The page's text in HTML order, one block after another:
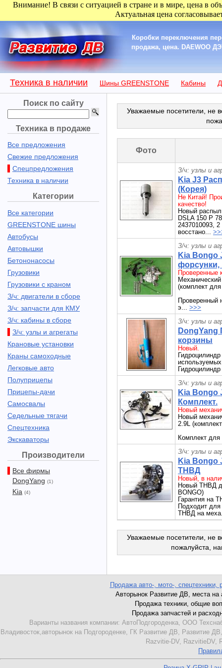
Внимание! В связи с ситуацией в стране и в мире, цена в
Актуальная цена
Коробки переключения
продажа, цена. DAEWOO
Техника в наличии Шины GREENSTONE Кабины
Поиск по сайту
Техника в продаже
Все предложения
Свежие предложения
Спецпредложения
Техника в наличии
Категории
Все категории
GREENSTONE шины
Автобусы
Автовышки
Бетононасосы
Грузовики
Грузовики с краном
З/ч: двигатели в сборе
З/ч: запчасти для КМУ
З/ч: кабины в сборе
З/ч: узлы и агрегаты
Крановые установки
Краны самоходные
Легковые авто
Полуприцепы
Прицепы-дачи
Самосвалы
Седельные тягачи
Спецтехника
Экскаваторы
Производители
Все фирмы
DongYang (1)
Kia (4)
Уважаемые посетители, не
Фото
З/ч: узлы и
Kia J3
(Корея)
Не Китай!
качество!
Новый
DSLA 150 P
2437010093,
восстано...
З/ч: узлы и
Kia Bongo
форсунки,
Проверенные
(комплект
Проверенный
э... >>>
З/ч: узлы и
корзины
Новый.
З/ч: узлы и
Kia Bongo
Комплект.
Новый
Новый
2.9L
Комплект
З/ч: узлы и
Kia Bongo
ТНВД
Новый, в
Новый ТНВД
BONGO)
Гарантия на
Подходит для
ТНВД на
Уважаемые посетители, не
пожалуйста,
Продажа авто-, мото-, спецтехники,
Авторынок Развитие ДВ, места на
Продажа техники, общие
Продажа запчастей и
Варианты названия компании: АвтоПодгороденка, ООО
Владивосток,авторынок на Подгороденке, ГК Развитие ДВ,
Razvitie-DV, RazvitieDV,